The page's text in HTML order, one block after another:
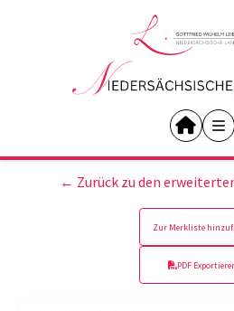
← Zurück zu den
Zur Merkliste
PDF